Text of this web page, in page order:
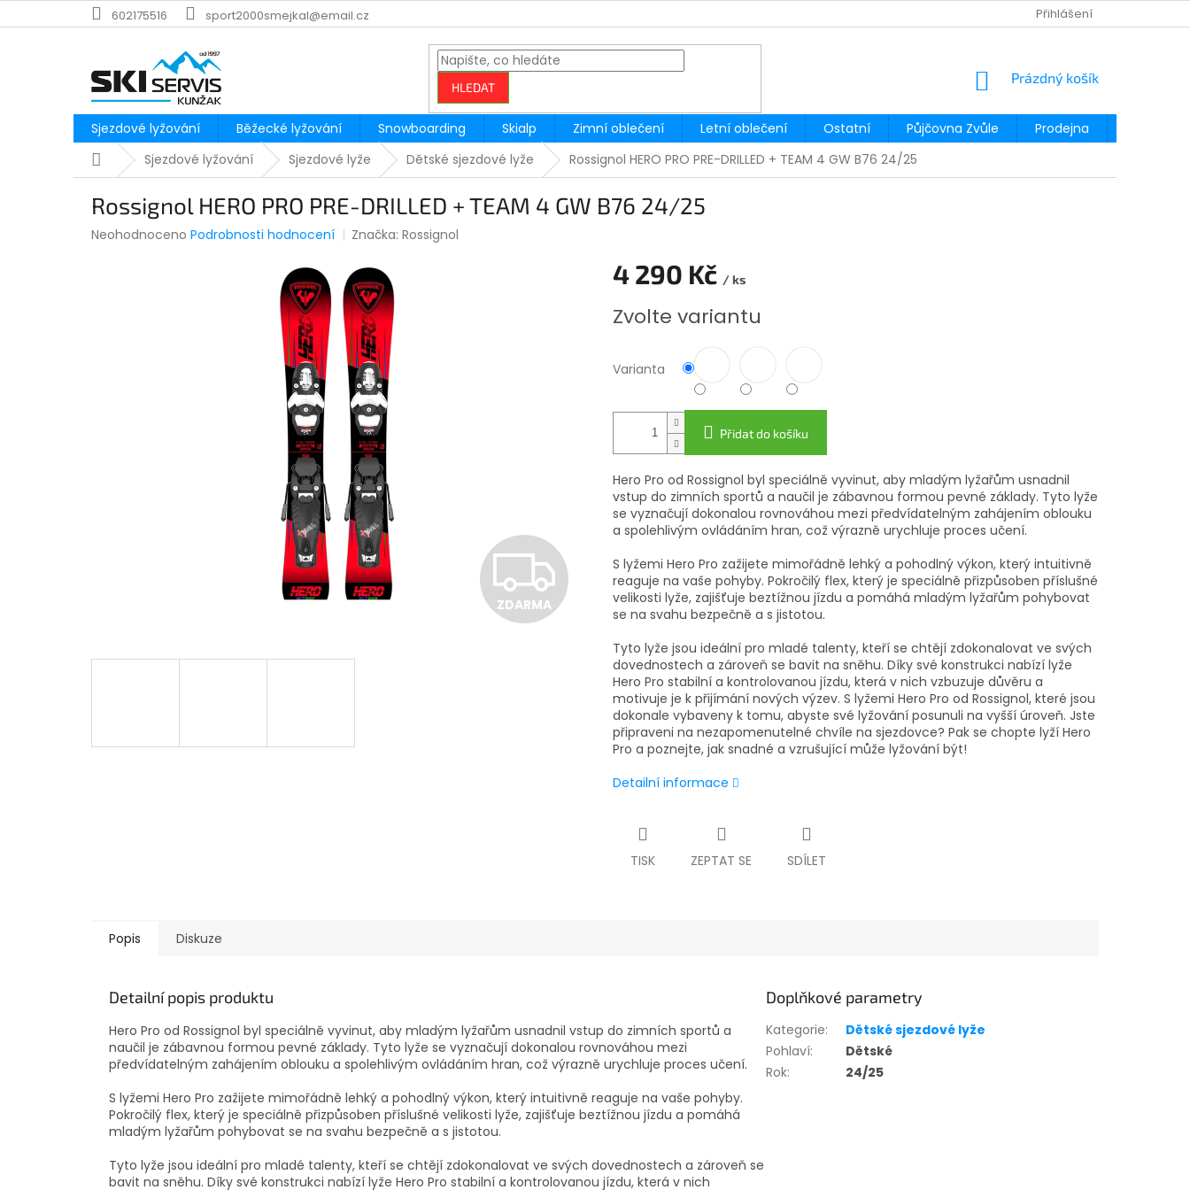
na
602175516 sport2000smejkal@email.cz Přihlášení
HLEDAT
NÁKUPNÍ
Prázdný košík
Sjezdové lyžování Běžecké lyžování Snowboarding Skialp Zimní oblečení Letní oblečení Ostatní Půjčovna Zvůle Prodejna
DomůSjezdové lyžování Sjezdové lyže Dětské sjezdové lyže Rossignol HERO PRO PRE-DRILLED + TEAM 4 GW B76 24/25
Rossignol HERO PRO PRE-DRILLED + TEAM 4 GW B76 24/25
Průměrné
Neohodnoceno Podrobnosti hodnocení Značka:Rossignol
Z
ZDARMA
4 290 Kč / ks
cena:
Zvolte variantu
Varianta
Přidat do košíku
Hero Pro od Rossignol byl speciálně vyvinut, aby mladým lyžařům usnadnil
vstup do zimních sportů a naučil je zábavnou formou pevné základy. Tyto lyže
se vyznačují dokonalou rovnováhou mezi předvídatelným zahájením oblouku
a spolehlivým ovládáním hran, což výrazně urychluje proces učení.
S lyžemi Hero Pro zažijete mimořádně lehký a pohodlný výkon, který intuitivně
reaguje na vaše pohyby. Pokročilý flex, který je speciálně přizpůsoben příslušné
velikosti lyže, zajišťuje beztížnou jízdu a pomáhá mladým lyžařům pohybovat
se na svahu bezpečně a s jistotou.
Tyto lyže jsou ideální pro mladé talenty, kteří se chtějí zdokonalovat ve svých
dovednostech a zároveň se bavit na sněhu. Díky své konstrukci nabízí lyže
Hero Pro stabilní a kontrolovanou jízdu, která v nich vzbuzuje důvěru a
motivuje je k přijímání nových výzev. S lyžemi Hero Pro od Rossignol, které jsou
dokonale vybaveny k tomu, abyste své lyžování posunuli na vyšší úroveň. Jste
připraveni na nezapomenutelné chvíle na sjezdovce? Pak se chopte lyží Hero
Pro a poznejte, jak snadné a vzrušující může lyžování být!
Detailní informace
TISK ZEPTAT SE SDÍLET
Popis Diskuze
Detailní popis produktu
Hero Pro od Rossignol byl speciálně vyvinut, aby mladým lyžařům usnadnil vstup do zimních sportů a
naučil je zábavnou formou pevné základy. Tyto lyže se vyznačují dokonalou rovnováhou mezi
předvídatelným zahájením oblouku a spolehlivým ovládáním hran, což výrazně urychluje proces učení.
S lyžemi Hero Pro zažijete mimořádně lehký a pohodlný výkon, který intuitivně reaguje na vaše pohyby.
Pokročilý flex, který je speciálně přizpůsoben příslušné velikosti lyže, zajišťuje beztížnou jízdu a pomáhá
mladým lyžařům pohybovat se na svahu bezpečně a s jistotou.
Tyto lyže jsou ideální pro mladé talenty, kteří se chtějí zdokonalovat ve svých dovednostech a zároveň se
bavit na sněhu. Díky své konstrukci nabízí lyže Hero Pro stabilní a kontrolovanou jízdu, která v nich
Doplňkové parametry
Kategorie:
Dětské sjezdové lyže
Pohlaví:
Dětské
Rok: 24/25